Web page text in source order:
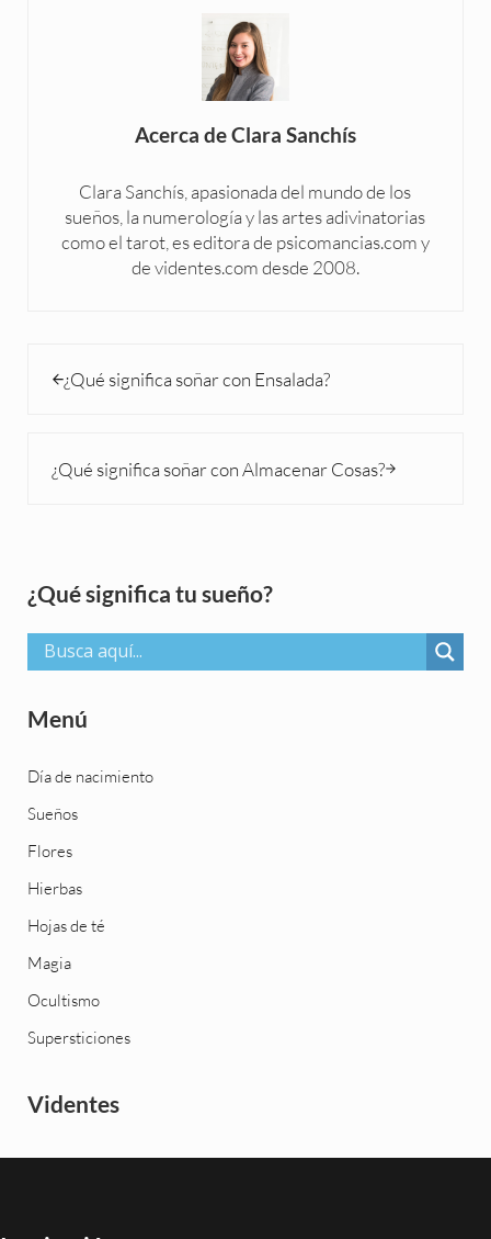
Acerca deClara Sanchís
Clara Sanchís, apasionada del mundo de los
sueños, la numerología y las artes adivinatorias
como el tarot, es editora de psicomancias.com y
de videntes.com desde 2008.
¿Qué significa soñar con Ensalada?
¿Qué significa soñar con Almacenar Cosas?
Sidebar
¿Qué significa tu sueño?
Menú
Día de nacimiento
Sueños
Flores
Hierbas
Hojas de té
Magia
Ocultismo
Supersticiones
Videntes